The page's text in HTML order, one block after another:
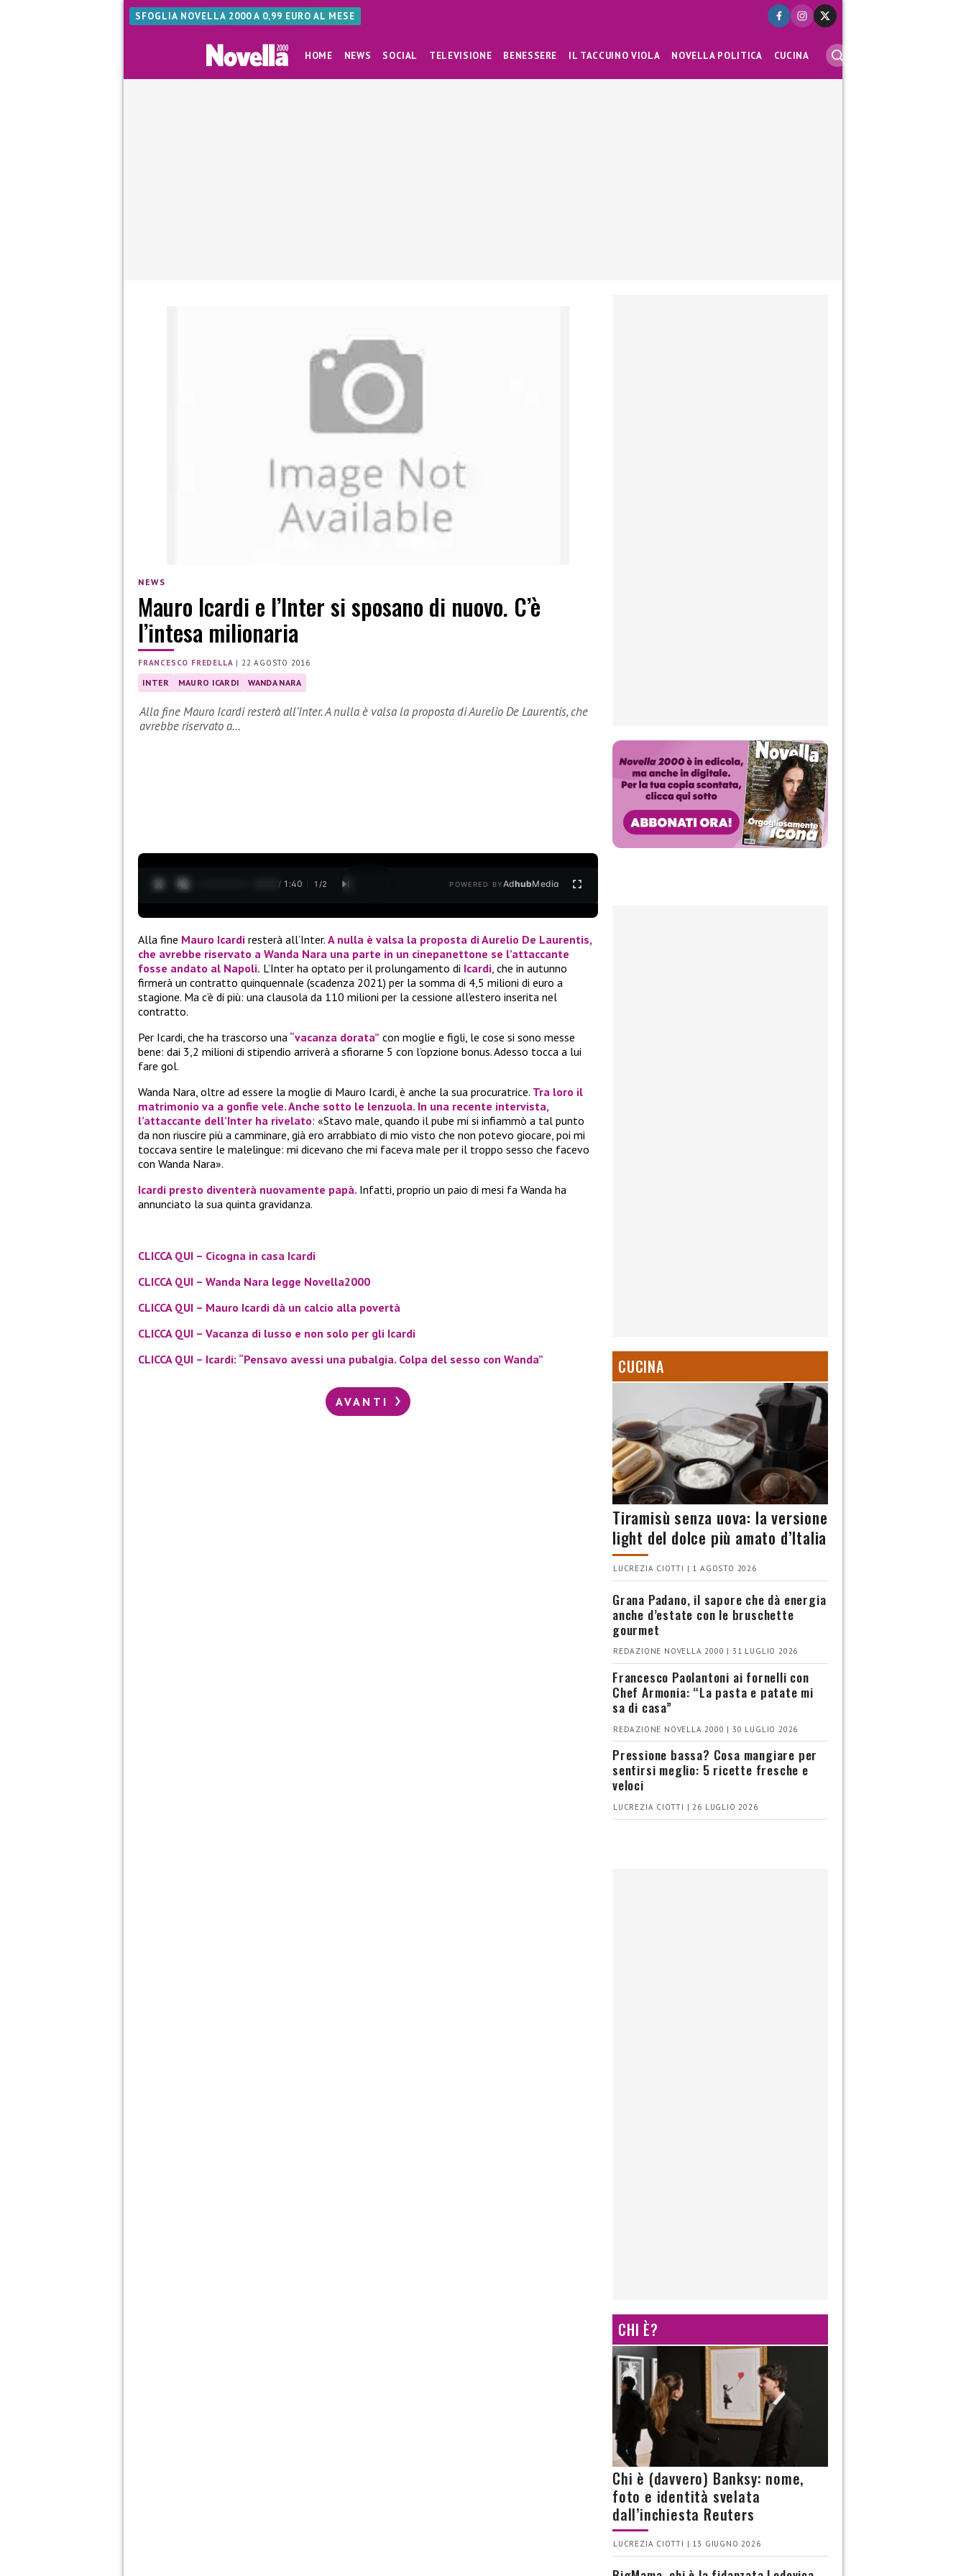
SFOGLIA NOVELLA 2000 A 0,99 EURO AL MESE
HOME NEWS SOCIAL TELEVISIONE BENESSERE IL TACCUINO VIOLA NOVELLA POLITICA CUCINA
NEWS
Mauro Icardi e l’Inter si sposano di nuovo. C’è
l’intesa milionaria
FRANCESCO FREDELLA | 22 AGOSTO 2016
INTER MAURO ICARDI WANDA NARA
Alla fine Mauro Icardi resterà all’Inter. A nulla è valsa la proposta di Aurelio De Laurentis, che
avrebbe riservato a…
0:13 / 1:40 1 /2 POWERED BYAdhubMedia
Alla fine Mauro Icardi resterà all’Inter. A nulla è valsa la proposta di Aurelio De Laurentis,
che avrebbe riservato a Wanda Nara una parte in un cinepanettone se l’attaccante
fosse andato al Napoli. L’Inter ha optato per il prolungamento di Icardi , che in autunno
firmerà un contratto quinquennale (scadenza 2021) per la somma di 4,5 milioni di euro a
stagione. Ma c’è di più: una clausola da 110 milioni per la cessione all’estero inserita nel
contratto.
Per Icardi, che ha trascorso una “vacanza dorata” con moglie e figli, le cose si sono messe
bene: dai 3,2 milioni di stipendio arriverà a sfiorarne 5 con l’opzione bonus. Adesso tocca a lui
fare gol.
Wanda Nara, oltre ad essere la moglie di Mauro Icardi, è anche la sua procuratrice. Tra loro il
matrimonio va a gonfie vele. Anche sotto le lenzuola. In una recente intervista,
l’attaccante dell’Inter ha rivelato: «Stavo male, quando il pube mi si infiammò a tal punto
da non riuscire più a camminare, già ero arrabbiato di mio visto che non potevo giocare, poi mi
toccava sentire le malelingue: mi dicevano che mi faceva male per il troppo sesso che facevo
con Wanda Nara».
Icardi presto diventerà nuovamente papà. Infatti, proprio un paio di mesi fa Wanda ha
annunciato la sua quinta gravidanza.
CLICCA QUI – Cicogna in casa Icardi
CLICCA QUI – Wanda Nara legge Novella2000
CLICCA QUI – Mauro Icardi dà un calcio alla povertà
CLICCA QUI – Vacanza di lusso e non solo per gli Icardi
CLICCA QUI – Icardi: “Pensavo avessi una pubalgia. Colpa del sesso con Wanda”
AVANTI
CUCINA
Tiramisù senza uova: la versione
light del dolce più amato d’Italia
LUCREZIA CIOTTI | 1 AGOSTO 2026
Grana Padano, il sapore che dà energia
anche d’estate con le bruschette
gourmet
REDAZIONE NOVELLA 2000 | 31 LUGLIO 2026
Francesco Paolantoni ai fornelli con
Chef Armonia: “La pasta e patate mi
sa di casa”
REDAZIONE NOVELLA 2000 | 30 LUGLIO 2026
Pressione bassa? Cosa mangiare per
sentirsi meglio: 5 ricette fresche e
veloci
LUCREZIA CIOTTI | 26 LUGLIO 2026
CHI È?
Chi è (davvero) Banksy: nome,
foto e identità svelata
dall’inchiesta Reuters
LUCREZIA CIOTTI | 13 GIUGNO 2026